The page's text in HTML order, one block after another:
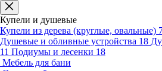
Купели и душевые
Купели из дерева (круглые, овальные)
Душевые и обливные устройства 18
11 Подиумы и лесенки 18
Мебель для бани